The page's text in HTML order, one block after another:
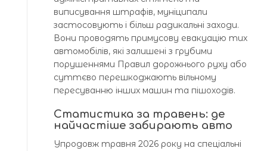
виписування штрафів, муніципали
застосовують і більш радикальні заходи.
Вони проводять примусову евакуацію тих
автомобілів, які залишені з грубими
порушеннями Правил дорожнього руху або
суттєво перешкоджають вільному
пересуванню інших машин та пішоходів.
Статистика за травень: де
найчастіше забирають авто
Упродовж травня 2026 року на спеціальні